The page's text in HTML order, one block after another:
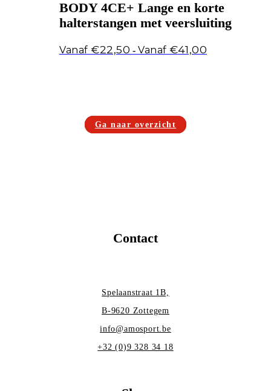
BODY 4CE+ Lange en korte
halterstangen met veersluiting
€22,50 - €41,00
Ga naar overzicht
Contact
Spelaanstraat 1B,
B-9620 Zottegem
info@amosport.be
+32 (0)9 328 34 18